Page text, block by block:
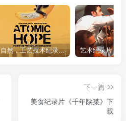
自然，工艺技术纪录片《原子能的希望 Atomic Hope – Inside the Pro-Nuclear Movement》下载
下一篇
美食纪录片《千年陕菜》下
载